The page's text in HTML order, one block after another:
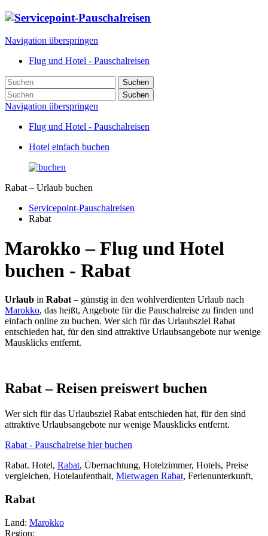
Navigation überspringen
Flug und Hotel - Pauschalreisen
Suchen
Suchen
Navigation überspringen
Flug und Hotel - Pauschalreisen
Hotel einfach buchen
Rabat – Urlaub buchen
Servicepoint-Pauschalreisen
Rabat
Marokko – Flug und Hotel
buchen - Rabat
Urlaub in Rabat – günstig in den wohlverdienten Urlaub nach
Marokko, das heißt, Angebote für die Pauschalreise zu finden und
einfach online zu buchen. Wer sich für das Urlaubsziel Rabat
entschieden hat, für den sind attraktive Urlaubsangebote nur wenige
Mausklicks entfernt.
Rabat – Reisen preiswert buchen
Wer sich für das Urlaubsziel Rabat entschieden hat, für den sind
attraktive Urlaubsangebote nur wenige Mausklicks entfernt.
Rabat - Pauschalreise hier buchen
Rabat. Hotel, Rabat, Übernachtung, Hotelzimmer, Hotels, Preise
vergleichen, Hotelaufenthalt, Mietwagen Rabat, Ferienunterkunft,
Rabat
Land: Marokko
Region: